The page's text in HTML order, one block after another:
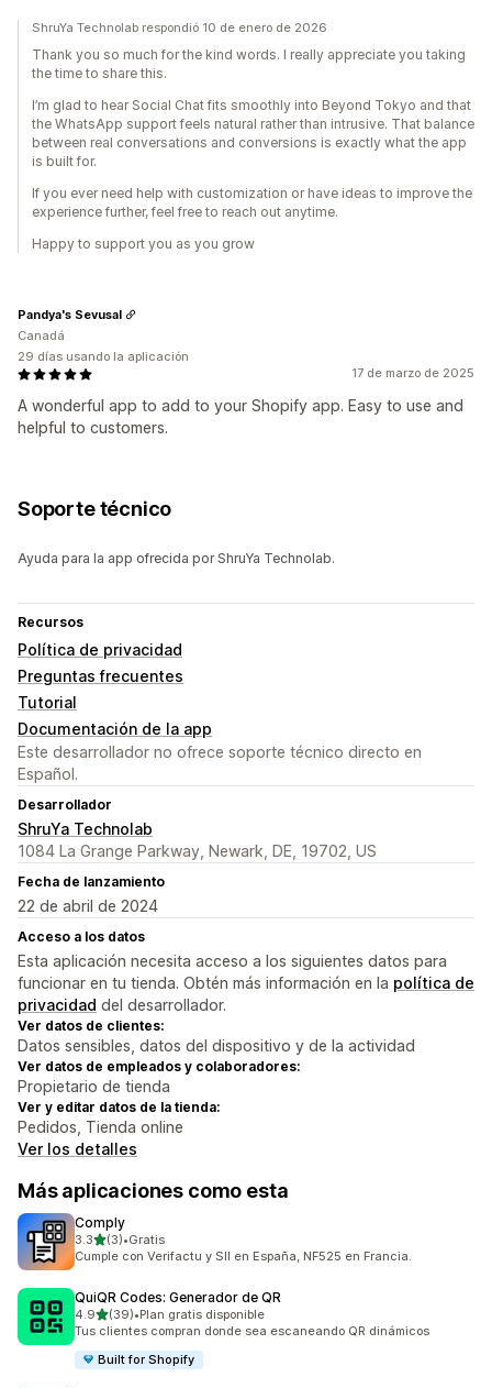
ShruYa Technolab respondió 10 de enero de 2026
Thank you so much for the kind words. I really appreciate you taking
the time to share this.
I’m glad to hear Social Chat fits smoothly into Beyond Tokyo and that
the WhatsApp support feels natural rather than intrusive. That balance
between real conversations and conversions is exactly what the app
is built for.
If you ever need help with customization or have ideas to improve the
experience further, feel free to reach out anytime.
Happy to support you as you grow
17 de marzo de 2025
A wonderful app to add to your Shopify app. Easy to use and
helpful to customers.
Pandya's Sevusal
Canadá
29 días usando la aplicación
Soporte técnico
Ayuda para la app ofrecida por ShruYa Technolab.
Recursos
Política de privacidad
Preguntas frecuentes
Tutorial
Documentación de la app
Este desarrollador no ofrece soporte técnico directo en
Español.
Desarrollador
ShruYa Technolab
1084 La Grange Parkway, Newark, DE, 19702, US
Fecha de lanzamiento
22 de abril de 2024
Acceso a los datos
Esta aplicación necesita acceso a los siguientes datos para
funcionar en tu tienda. Obtén más información en la política de
privacidad del desarrollador.
Ver datos de clientes:
Datos sensibles, datos del dispositivo y de la actividad
Ver datos de empleados y colaboradores:
Propietario de tienda
Ver y editar datos de la tienda:
Pedidos, Tienda online
Ver los detalles
Más aplicaciones como esta
Comply
3.3de 5 estrellas
(3)
3 reseñas en total
•Gratis
Cumple con Verifactu y SII en España, NF525 en Francia.
QuiQR Codes: Generador de QR
4.9de 5 estrellas
(39)
39 reseñas en total
•Plan gratis disponible
Tus clientes compran donde sea escaneando QR dinámicos
Built for Shopify